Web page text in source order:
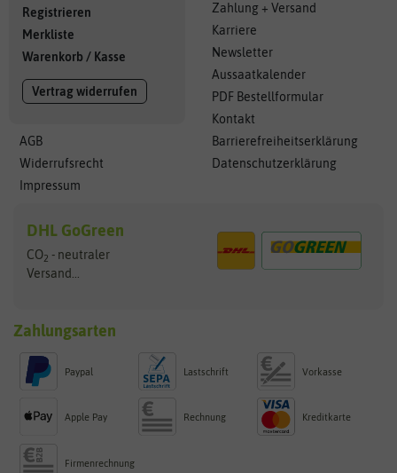
Registrieren
Merkliste
Warenkorb / Kasse
Vertrag widerrufen
AGB
Widerrufsrecht
Impressum
Zahlung + Versand
Karriere
Newsletter
Aussaatkalender
PDF Bestellformular
Kontakt
Barrierefreiheitserklärung
Datenschutzerklärung
DHL GoGreen
CO2 - neutraler
Versand...
Zahlungsarten
Paypal Lastschrift Vorkasse
Apple Pay Rechnung Kreditkarte
Firmenrechnung